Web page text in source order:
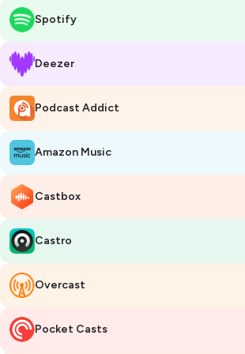
de choc. Le compagnon de la victime, dont on
quant à lui été abandonné sur place et ne
Rowan le petit Frère de Morgan, tué alors qu’ils
orphelins depuis peu.
Depuis l’an 2000, 3 325 accidents de chasse
recensés. Ils ont provoqué la mort de 421
de la chasse, la FNC.
Cela représente 158 accidents en moyenne
2000, le nombre d'accidents a baissé de 40%
de près de 70%.
En 2020 il y a eu 11 morts. et en 2021, 7 pour 80
associations anti-chasse déplorent que ces
compte des balles qui finissent dans les animaux
maisons, les jardins et les voitures, sans faire de
Cette interview en profondeur est la seule qui
femmes d’Un jour un chasseur. Elle y ont eu tout
delà des déclaration tronquées et lapidaires
vécu, leurs témoignages. Elles y racontent aussi
Spotify
Deezer
Podcast Addict
Amazon Music
Castbox
Castro
Overcast
Pocket Casts